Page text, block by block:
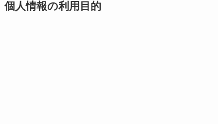
個人情報の利用目的